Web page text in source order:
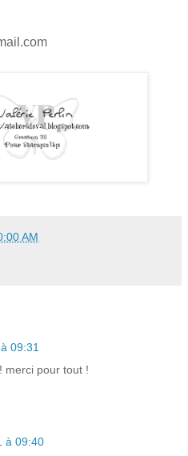
AM
09:31
merci pour tout !
à 09:40